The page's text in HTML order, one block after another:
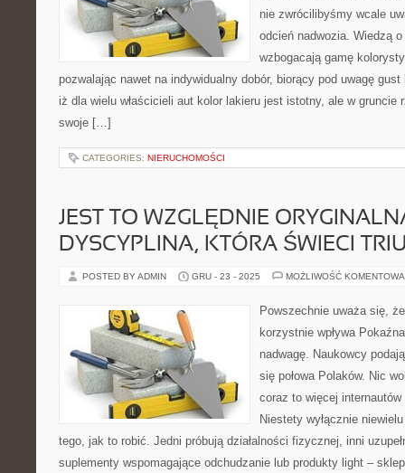
nie zwrócilibyśmy wcale
odcień nadwozia. Wiedzą
wzbogacają gamę
pozwalając nawet na indywidualny dobór, biorący pod uwagę
iż dla wielu właścicieli aut kolor lakieru jest istotny, ale w gruncie
swoje […]
CATEGORIES: NIERUCHOMOŚCI
JEST TO WZGLĘDNIE
DYSCYPLINA, KTÓRA ŚWIECI
POSTED BY ADMIN GRU - 23 - 2025 MOŻLIWOŚĆ
Powszechnie uważa się,
korzystnie wpływa
nadwagę. Naukowcy
się połowa Polaków. Nic
coraz to więcej
Niestety wyłącznie
tego, jak to robić. Jedni próbują działalności fizycznej, inni
suplementy wspomagające odchudzanie lub produkty light –